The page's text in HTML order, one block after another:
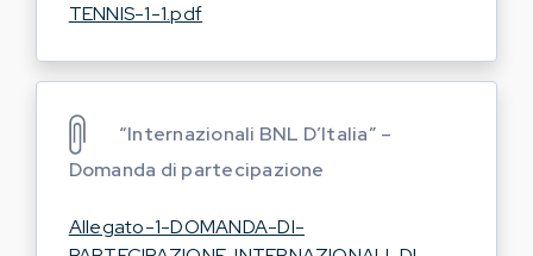
TENNIS-1-1.pdf
“Internazionali BNL D’Italia” –
Domanda di partecipazione
Allegato-1-DOMANDA-DI-